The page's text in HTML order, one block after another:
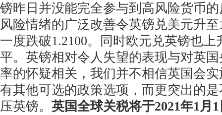
镑昨日并没能完全参与到高风险货币
风险情绪的广泛改善令英镑兑美元升至
一度跌破1.2100。同时欧元兑英镑也上
平。英镑相对令人失望的表现与对英
率的怀疑相关，我们并不相信英国会
有其他可选的政策选项，而更突出的
压英镑。 英国全球关税将于2021年1月